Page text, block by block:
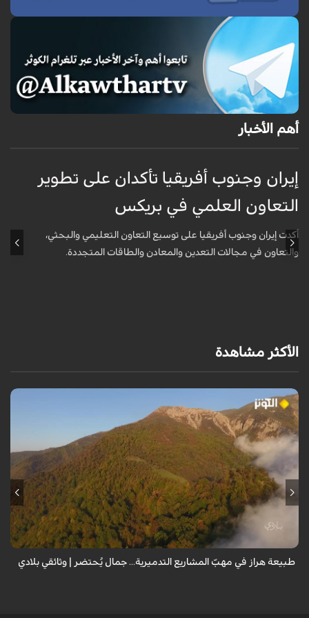
أهم الأخبار
إيران وجنوب أفريقيا تأكدان على تطوير
التعاون العلمي في بريكس
أكدت إيران وجنوب أفريقيا على توسيع التعاون التعليمي والبحثي،
والتعاون في مجالات التعدين والمعادن والطاقات المتجددة.
الأكثر مشاهدة
من قلب طبيعة هراز التي كانت يوماً من أجمل الموائل الطبيعية في إيران، يحذر
المعد من كارثة بيئية: "وحش الأعمال والمشاريع التدميرية تنهش بجسم
طبيعة هراز في مهبّ المشاريع التدميرية... جمال يُحتضر | وثائقي بلادي